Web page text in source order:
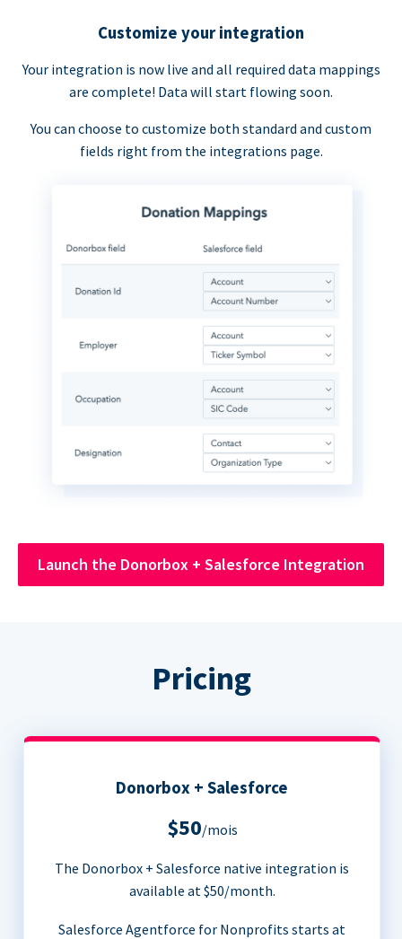
Customize your integration
Your integration is now live and all required data mappings
are complete! Data will start flowing soon.
You can choose to customize both standard and custom
fields right from the integrations page.
Launch the Donorbox + Salesforce Integration
Pricing
Donorbox + Salesforce
$50/mois
The Donorbox + Salesforce native integration is
available at $50/month.
Salesforce Agentforce for Nonprofits starts at